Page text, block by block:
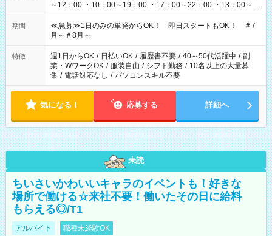
～12：00 ・10：00～19：00 ・17：00～22：00 ・13：00～
22：00 ・22：00～翌6：00 など
期間
≪急募≫1日のみの単発からOK！ 即日スタートもOK！ ＃7
月～＃8月～
特徴 週1日からOK / 日払いOK / 履歴書不要 / 40～50代活躍中 / 副
業・WワークOK / 服装自由 / シフト勤務 / 10名以上の大量募
集 / 電話対応なし / パソコンスキル不要
気になる！ 応募する 詳細へ
未読
ちいさいかわいいキャラのイベントも！好きな
場所で働ける☆来社不要！働いたその日に給料
もらえる◎/T1
アルバイト 職種未経験OK